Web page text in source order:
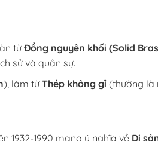
từĐồng nguyên khối (Solid
sử và quân sự.
), làm từThép không gỉ(thường là
1932-1990 mang ý nghĩa về Di